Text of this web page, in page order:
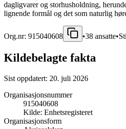
dagligvarer og storhusholdning,
lignende formål og det som naturlig
Org.nr: 915040608 •38 ansatte•
Kildebelagte fakta
Sist oppdatert: 20. juli 2026
Organisasjonsnummer
915040608
Kilde: Enhetsregisteret
Organisasjonsform